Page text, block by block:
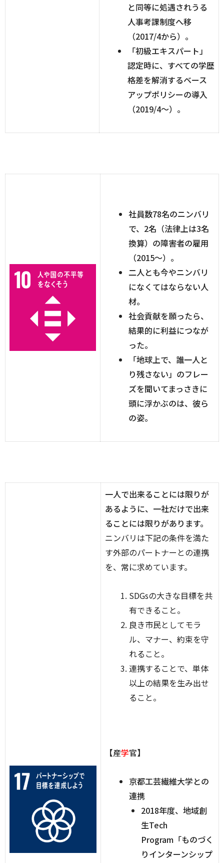
と同等に処遇されうる
人事考課制度へ移
（2017/4から）。
「初級エキスパート」
認定時に、すべての学歴
格差を解消するベース
アップポリシーの導入
（2019/4～）。
社員数78名のニンバリ
で、2名（法律上は3名
換算）の障害者の雇用
（2015～）。
二人とも今やニンバリ
になくてはならない人
材。
社会貢献を願ったら、
結果的に利益につなが
った。
「地球上で、誰一人と
り残さない」のフレー
ズを聞いてまっさきに
頭に浮かぶのは、彼ら
の姿。
一人で出来ることには限りが
あるように、一社だけで出来
ることには限りがあります。
ニンバリは下記の条件を満た
す外部のパートナーとの連携
を、常に求めています。
SDGsの大きな目標を共
有できること。
良き市民としてモラ
ル、マナー、約束を守
れること。
連携することで、単体
以上の結果を生み出せ
ること。
【産学官】
京都工芸繊維大学との
連携
2018年度、地域創
生Tech
Program「ものづく
りインターンシップ